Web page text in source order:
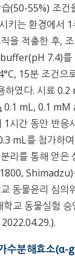
(50-55%) 조건
키는 환경에서
을 적출한 후,
7.4)를
15분 조건으
하였다. 시료
0.1 mL, 0.1 mM
시간 동안 반응
mL를 첨가하
리를 통해 얻은
Shimadzu)
동물윤리 심의
교 동물실험
수분해효소